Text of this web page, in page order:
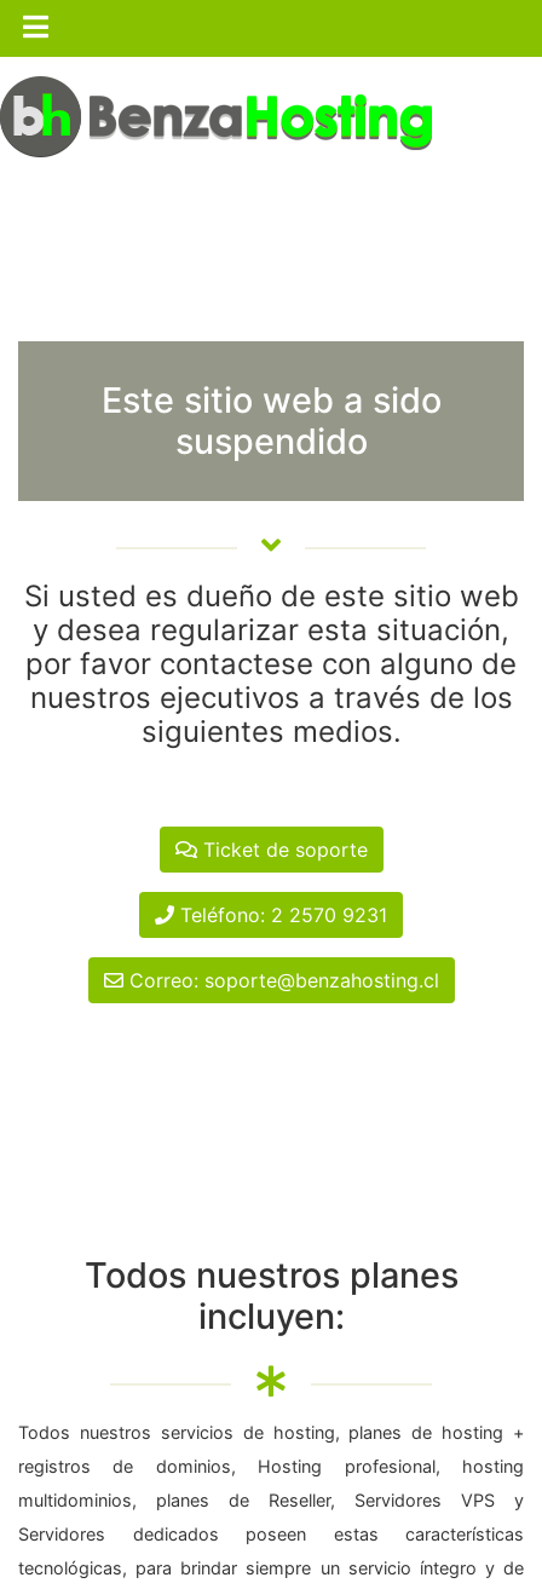
Este sitio web a sido
suspendido
Si usted es dueño de este sitio web
y desea regularizar esta situación,
por favor contactese con alguno de
nuestros ejecutivos a través de los
siguientes medios.
Ticket de soporte
Teléfono: 2 2570 9231
Correo: soporte@benzahosting.cl
Todos nuestros planes
incluyen:
Todos nuestros servicios de hosting, planes de hosting +
registros de dominios, Hosting profesional, hosting
multidominios, planes de Reseller, Servidores VPS y
Servidores dedicados poseen estas características
tecnológicas, para brindar siempre un servicio íntegro y de